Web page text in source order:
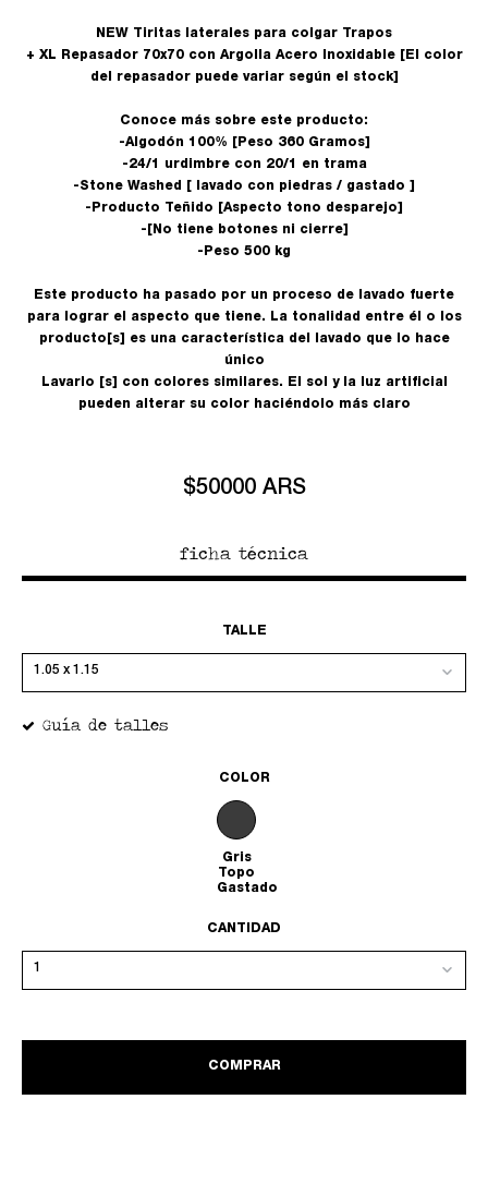
NEW Tiritas laterales para colgar Trapos
+ XL Repasador 70x70 con Argolla Acero Inoxidable [El color
del repasador puede variar según el stock]
Conoce más sobre este producto:
-Algodón 100% [Peso 360 Gramos]
-24/1 urdimbre con 20/1 en trama
-Stone Washed [ lavado con piedras / gastado ]
-Producto Teñido [Aspecto tono desparejo]
-[No tiene botones ni cierre]
-Peso 500 kg
Este producto ha pasado por un proceso de lavado fuerte
para lograr el aspecto que tiene. La tonalidad entre él o los
producto[s] es una característica del lavado que lo hace
único
Lavarlo [s] con colores similares. El sol y la luz artificial
pueden alterar su color haciéndolo más claro
$50000 ARS
ficha técnica
TALLE
Guía de talles
COLOR
Gris
Topo
Gastado
CANTIDAD
COMPRAR